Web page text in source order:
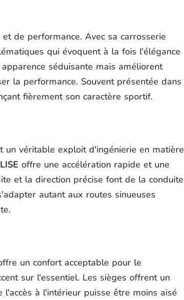
de performance. Avec sa carrosserie
qui évoquent à la fois l'élégance
séduisante mais améliorent
la performance. Souvent présentée dans
fièrement son caractère sportif.
un véritable exploit d'ingénierie en matière
offre une accélération rapide et une
et la direction précise font de la conduite
autant aux routes sinueuses
un confort acceptable pour le
sur l'essentiel. Les sièges offrent un
à l'intérieur puisse être moins aisé